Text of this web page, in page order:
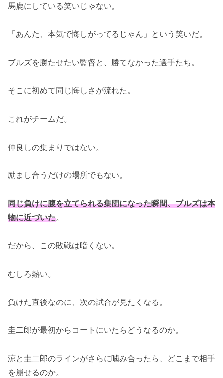
馬鹿にしている笑いじゃない。
「あんた、本気で悔しがってるじゃん」という笑いだ。
ブルズを勝たせたい監督と、勝てなかった選手たち。
そこに初めて同じ悔しさが流れた。
これがチームだ。
仲良しの集まりではない。
励まし合うだけの場所でもない。
同じ負けに腹を立てられる集団になった瞬間、ブルズは本
物に近づいた。
だから、この敗戦は暗くない。
むしろ熱い。
負けた直後なのに、次の試合が見たくなる。
圭二郎が最初からコートにいたらどうなるのか。
涼と圭二郎のラインがさらに噛み合ったら、どこまで相手
を崩せるのか。